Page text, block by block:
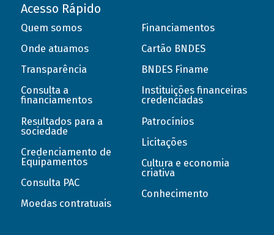
Acesso Rápido
Quem somos
Onde atuamos
Transparência
Consulta a
financiamentos
Resultados para a
sociedade
Credenciamento de
Equipamentos
Consulta PAC
Moedas contratuais
Financiamentos
Cartão BNDES
BNDES Finame
Instituições financeiras
credenciadas
Patrocínios
Licitações
Cultura e economia
criativa
Conhecimento